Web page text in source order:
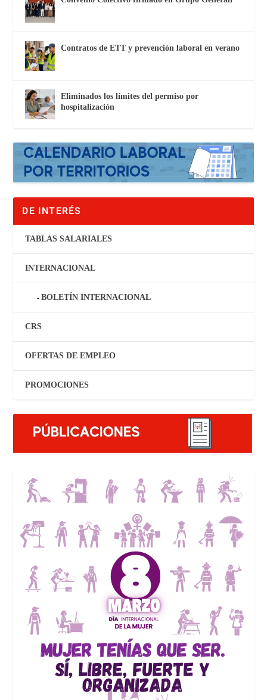
Contratos de ETT y prevención laboral en verano
Eliminados los límites del permiso por
hospitalización
DE INTERÉS
TABLAS SALARIALES
INTERNACIONAL
BOLETÍN INTERNACIONAL
CRS
OFERTAS DE EMPLEO
PROMOCIONES